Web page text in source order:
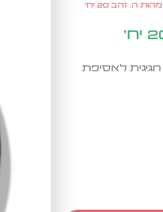
ה. זהב 20 יח'
לאסיפת